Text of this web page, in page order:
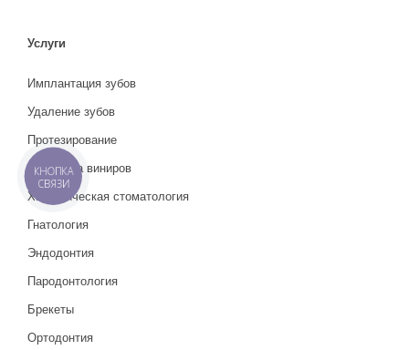
Услуги
Имплантация зубов
Удаление зубов
Протезирование
Установка виниров
Хирургическая стоматология
Гнатология
Эндодонтия
Пародонтология
Брекеты
Ортодонтия
КНОПКА
СВЯЗИ